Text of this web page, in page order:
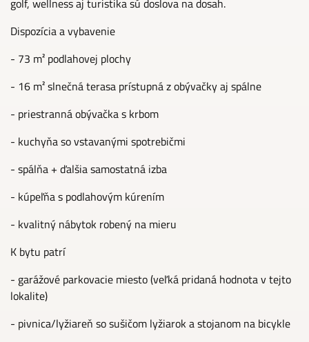
golf, wellness aj turistika sú doslova na dosah.
Dispozícia a vybavenie
- 73 m² podlahovej plochy
- 16 m² slnečná terasa prístupná z obývačky aj spálne
- priestranná obývačka s krbom
- kuchyňa so vstavanými spotrebičmi
- spálňa + ďalšia samostatná izba
- kúpeľňa s podlahovým kúrením
- kvalitný nábytok robený na mieru
K bytu patrí
- garážové parkovacie miesto (veľká pridaná hodnota v tejto
lokalite)
- pivnica/lyžiareň so sušičom lyžiarok a stojanom na bicykle